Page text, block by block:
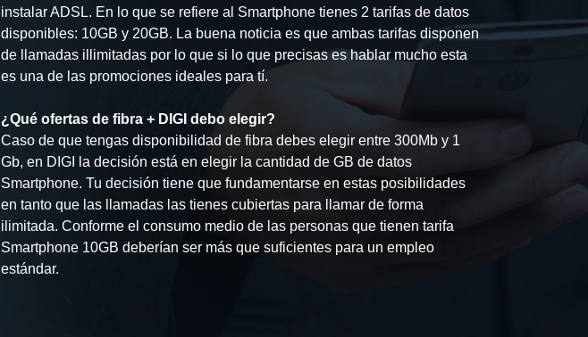
instalar ADSL. En lo que se refiere al Smartphone tienes 2 tarifas de datos
disponibles: 10GB y 20GB. La buena noticia es que ambas tarifas disponen
de llamadas illimitadas por lo que si lo que precisas es hablar mucho esta
es una de las promociones ideales para tí.
¿Qué ofertas de fibra + DIGI debo elegir?
Caso de que tengas disponibilidad de fibra debes elegir entre 300Mb y 1
Gb, en DIGI la decisión está en elegir la cantidad de GB de datos
Smartphone. Tu decisión tiene que fundamentarse en estas posibilidades
en tanto que las llamadas las tienes cubiertas para llamar de forma
ilimitada. Conforme el consumo medio de las personas que tienen tarifa
Smartphone 10GB deberían ser más que suficientes para un empleo
estándar.